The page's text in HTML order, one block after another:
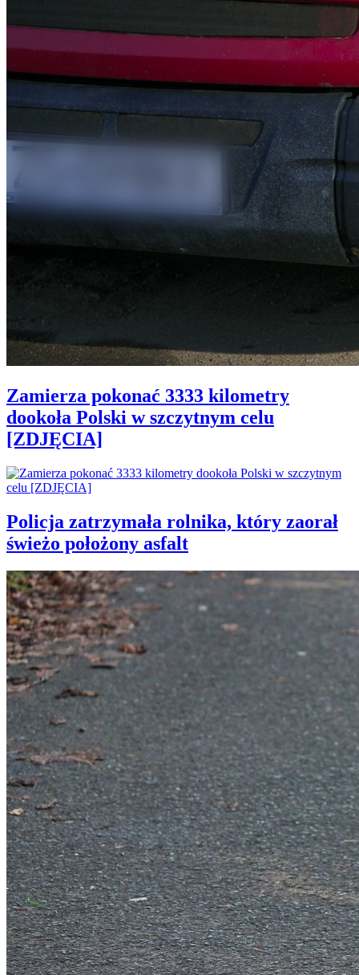
Zamierza pokonać 3333 kilometry
dookoła Polski w szczytnym celu
[ZDJĘCIA]
Policja zatrzymała rolnika, który zaorał
świeżo położony asfalt